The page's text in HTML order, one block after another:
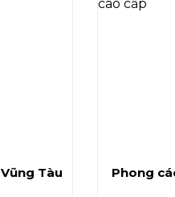
Tàu
Phong